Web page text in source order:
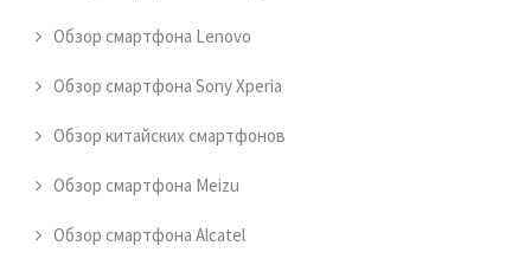
Обзор смартфона Lenovo
Обзор смартфона Sony Xperia
Обзор китайских смартфонов
Обзор смартфона Meizu
Обзор смартфона Alcatel